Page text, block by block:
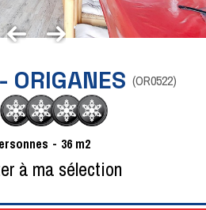
ORIGANES (OR0522)
36 m2
à ma sélection